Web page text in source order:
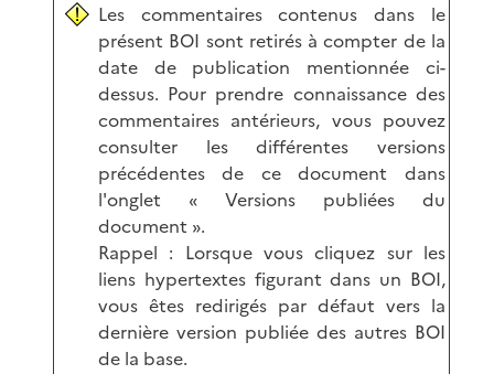
Les commentaires contenus dans le
présent BOI sont retirés à compter de la
date de publication mentionnée ci-
dessus. Pour prendre connaissance des
commentaires antérieurs, vous pouvez
consulter les différentes versions
précédentes de ce document dans
l'onglet « Versions publiées du
document ».
Rappel : Lorsque vous cliquez sur les
liens hypertextes figurant dans un BOI,
vous êtes redirigés par défaut vers la
dernière version publiée des autres BOI
de la base.